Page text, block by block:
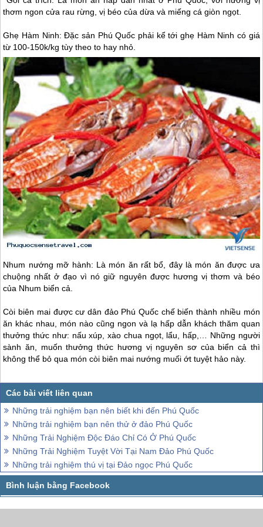
thơm ngon cửa rau rừng, vị béo của dừa và miếng cá giòn ngọt.
Ghẹ Hàm Ninh: Đặc sản Phú Quốc phải kể tới ghẹ Hàm Ninh có giá
từ 100-150k/kg tùy theo to hay nhỏ.
Nhum nướng mỡ hành: Là món ăn rất bổ, đây là món ăn được ưa
chuộng nhất ở đạo vì nó giữ nguyên được hương vị thơm và béo
của Nhum biển cả.
Còi biên mai được cư dân đảo Phú Quốc chế biến thành nhiều món
ăn khác nhau, món nào cũng ngon và lạ hấp dẫn khách thăm quan
thưởng thức như: nấu xúp, xào chua ngọt, lẩu, hấp,… Những người
sành ăn, muốn thưởng thức hương vị nguyên sơ của biển cả thì
không thể bỏ qua món còi biên mai nướng muối ớt tuyệt hảo này.
Những trải nghiệm bạn nên biết khi đến Phú Quốc
Những trải nghiệm bạn nên thử ở đảo Phú Quốc
Những Trải Nghiệm Độc Đáo Chỉ Có Ở Phú Quốc
Những Trải Nghiệm Tuyệt Vời Tại Nam Đảo Phú Quốc
Những trải nghiệm thú vị tại Đảo ngọc Phú Quốc